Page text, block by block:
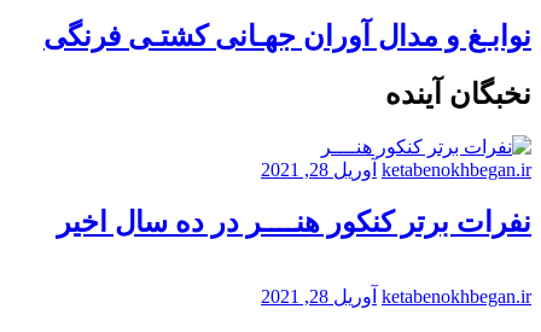
نوابـغ و مدال آوران جهـانی کشتـی فرنگی
نخبگان آینده
ketabenokhbegan.ir آوریل 28, 2021
نفرات برتر کنکور هنــــر در ده سال اخیر
ketabenokhbegan.ir آوریل 28, 2021